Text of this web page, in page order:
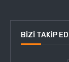
BIZI TAKIP